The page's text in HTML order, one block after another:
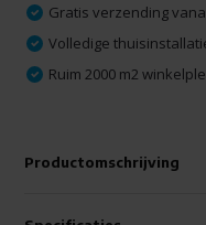
Gratis verzending
Volledige
Ruim 2000 m2
Productomschrijving